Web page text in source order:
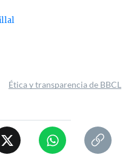
Ética y transparencia de BBCL